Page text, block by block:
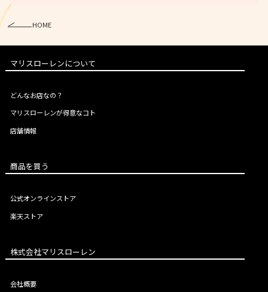
HOME
マリスローレンについて
どんなお店なの？
マリスローレンが得意なコト
店舗情報
商品を買う
公式オンラインストア
楽天ストア
株式会社マリスローレン
会社概要